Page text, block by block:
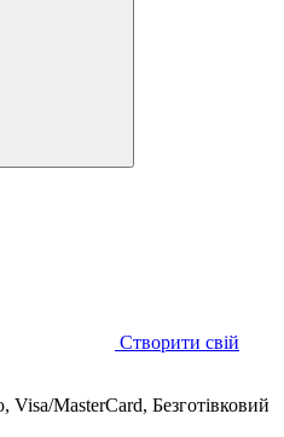
Створити свій
Visa/MasterCard, Безготівковий